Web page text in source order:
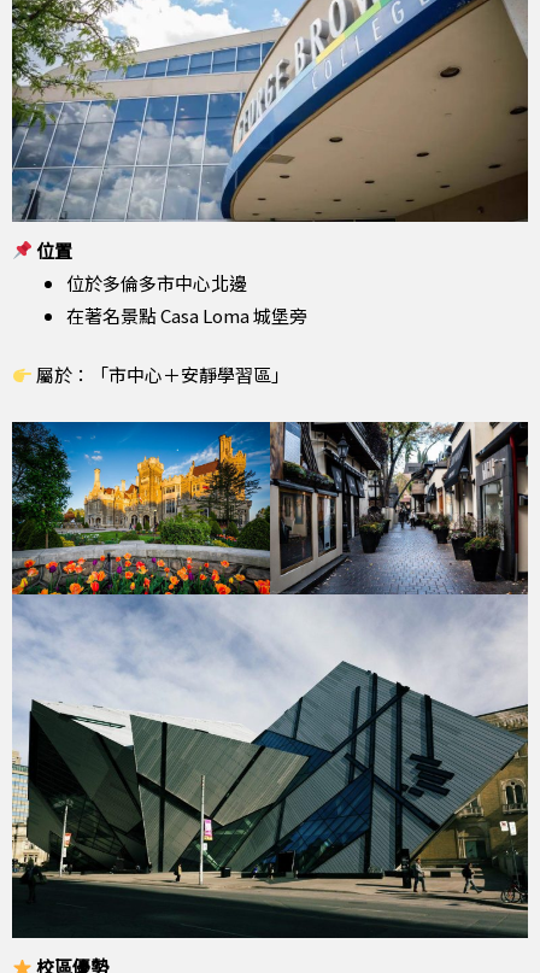
位置
位於多倫多市中心北邊
在著名景點 Casa Loma 城堡旁
屬於：「市中心＋安靜學習區」
校區優勢